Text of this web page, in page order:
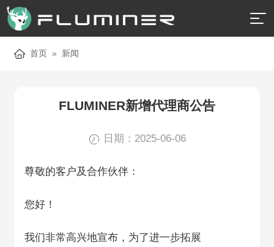

首页 » 新闻
FLUMINER新增代理商公告
日期：2025-06-06
尊敬的客户及合作伙伴：
您好！
我们非常高兴地宣布，为了进一步拓展